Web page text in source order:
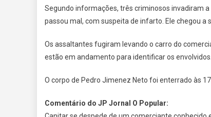
Segundo informações, três criminosos invadiram
passou mal, com suspeita de infarto. Ele chegou a
Os assaltantes fugiram levando o carro do
estão em andamento para identificar os
O corpo de Pedro Jimenez Neto foi enterrado às
Comentário do JP Jornal O Popular: